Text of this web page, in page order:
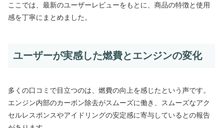
ここでは、最新のユーザーレビューをもとに、商品の特徴と使用
感を丁寧にまとめました。
ユーザーが実感した燃費とエンジンの変化
多くの口コミで目立つのは、燃費の向上を感じたという声です。
エンジン内部のカーボン除去がスムーズに働き、スムーズなアク
セルレスポンスやアイドリングの安定感に寄与しているとの報告